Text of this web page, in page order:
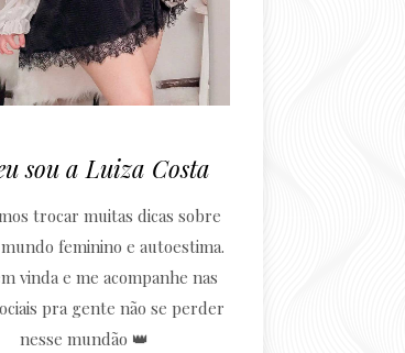
sou a Luiza Costa
trocar muitas dicas sobre
feminino e autoestima.
vinda e me acompanhe nas
pra gente não se perder
nesse mundão 👑